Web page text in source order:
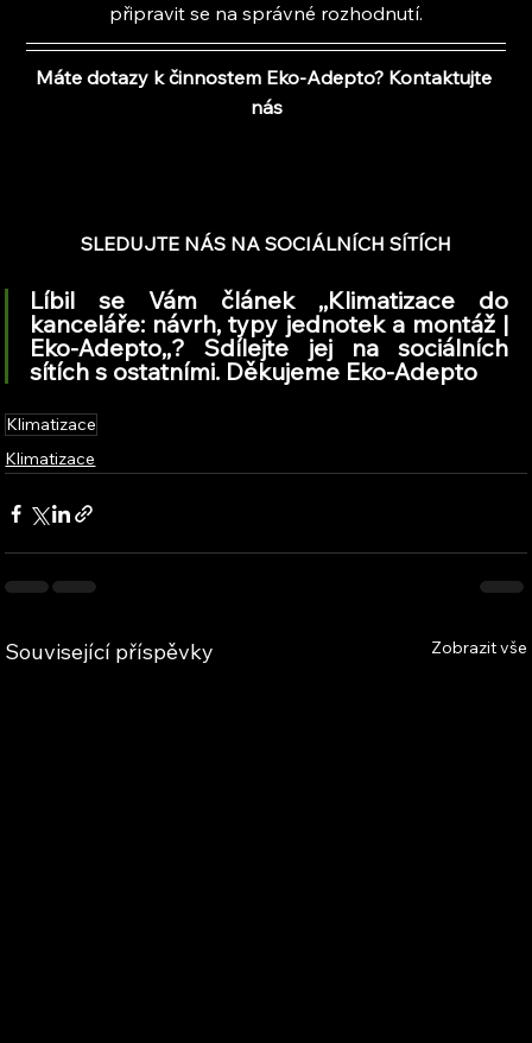
připravit se na správné rozhodnutí.
Máte dotazy k činnostem Eko-Adepto? Kontaktujte
nás
SLEDUJTE NÁS NA SOCIÁLNÍCH SÍTÍCH
Líbil se Vám článek ,,Klimatizace do
kanceláře: návrh, typy jednotek a montáž |
Eko-Adepto,,? Sdílejte jej na sociálních
sítích s ostatními. Děkujeme Eko-Adepto
Klimatizace
Klimatizace
Související příspěvky Zobrazit vše